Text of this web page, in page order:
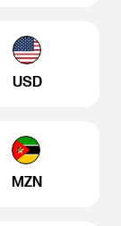
USD
MZN